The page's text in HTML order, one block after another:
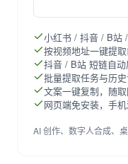
小红书 / 抖音 / B站
按视频地址一键提
抖音 / B站 短链自
批量提取任务与历
文案一键复制，随
网页端免安装，手
AI 创作、数字人合成、